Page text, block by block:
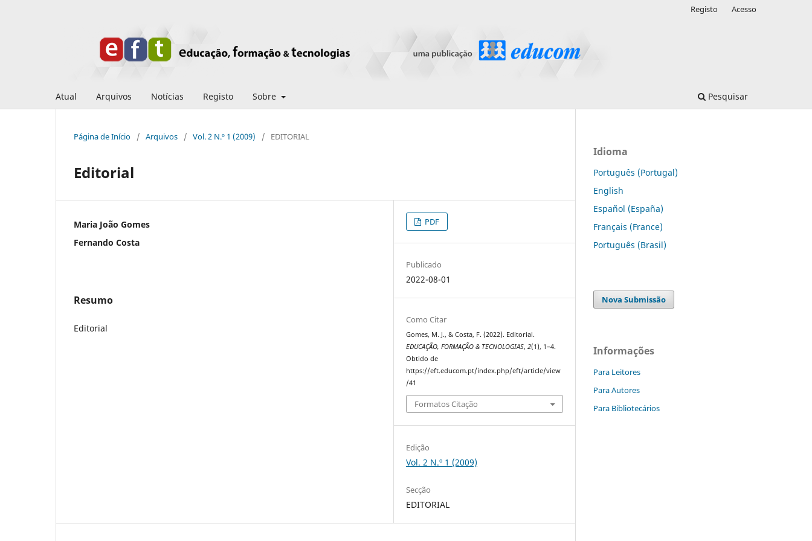
Atual Arquivos Notícias Registo Sobre Pesquisar
Registo Acesso
Página de Início / Arquivos / Vol. 2 N.º 1 (2009) / EDITORIAL
Editorial
Maria João Gomes
Fernando Costa
Resumo
Editorial
PDF
Publicado
2022-08-01
Como Citar
Gomes, M. J., & Costa, F. (2022). Editorial.
EDUCAÇÃO, FORMAÇÃO & TECNOLOGIAS,2(1), 1–4.
Obtido de
https://eft.educom.pt/index.php/eft/article/view
/41
Formatos Citação
Edição
Vol. 2 N.º 1 (2009)
Secção
EDITORIAL
Idioma
Português (Portugal)
English
Español (España)
Français (France)
Português (Brasil)
Nova Submissão
Informações
Para Leitores
Para Autores
Para Bibliotecários